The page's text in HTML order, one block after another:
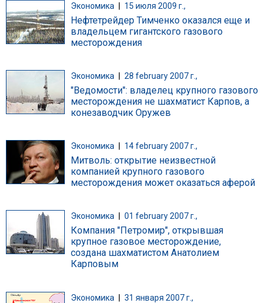
Экономика | 15 июля 2009 г.,
Нефтетрейдер Тимченко оказался еще и
владельцем гигантского газового
месторождения
Экономика 28 february 2007 г.,
"Ведомости": владелец крупного газового
месторождения не шахматист Карпов, а
конезаводчик Оружев
Экономика 14 february 2007 г.,
Митволь: открытие неизвестной
компанией крупного газового
месторождения может оказаться аферой
Экономика 01 february 2007 г.,
Компания "Петромир", открывшая
крупное газовое месторождение,
создана шахматистом Анатолием
Карповым
Экономика | 31 января 2007 г.,